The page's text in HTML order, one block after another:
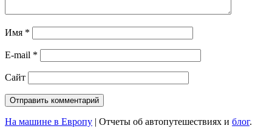
Имя *
E-mail *
Сайт
На машине в Европу | Отчеты об автопутешествиях и блог.